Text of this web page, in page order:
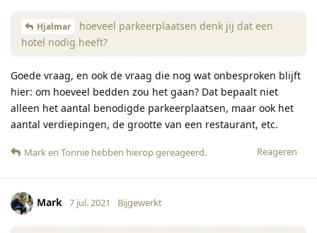
Hjalmar
hoeveel parkeerplaatsen denk jij dat een
hotel nodig heeft?
Goede vraag, en ook de vraag die nog wat onbesproken blijft
hier: om hoeveel bedden zou het gaan? Dat bepaalt niet
alleen het aantal benodigde parkeerplaatsen, maar ook het
aantal verdiepingen, de grootte van een restaurant, etc.
Reageren
Marken Tonnie hebben hierop gereageerd.
Mark 7 jul. 2021 Bijgewerkt